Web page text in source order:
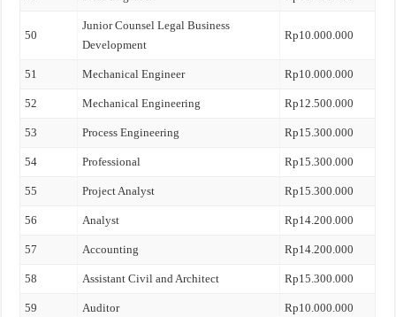
50
Junior Counsel Legal Business
Development
Rp10.000.000
51 Mechanical Engineer Rp10.000.000
52 Mechanical Engineering Rp12.500.000
53 Process Engineering Rp15.300.000
54 Professional Rp15.300.000
55 Project Analyst Rp15.300.000
56 Analyst Rp14.200.000
57 Accounting Rp14.200.000
58 Assistant Civil and Architect Rp15.300.000
59 Auditor Rp10.000.000